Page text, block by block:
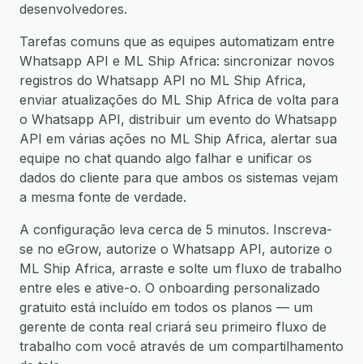
desenvolvedores.
Tarefas comuns que as equipes automatizam entre
Whatsapp API e ML Ship Africa: sincronizar novos
registros do Whatsapp API no ML Ship Africa,
enviar atualizações do ML Ship Africa de volta para
o Whatsapp API, distribuir um evento do Whatsapp
API em várias ações no ML Ship Africa, alertar sua
equipe no chat quando algo falhar e unificar os
dados do cliente para que ambos os sistemas vejam
a mesma fonte de verdade.
A configuração leva cerca de 5 minutos. Inscreva-
se no eGrow, autorize o Whatsapp API, autorize o
ML Ship Africa, arraste e solte um fluxo de trabalho
entre eles e ative-o. O onboarding personalizado
gratuito está incluído em todos os planos — um
gerente de conta real criará seu primeiro fluxo de
trabalho com você através de um compartilhamento